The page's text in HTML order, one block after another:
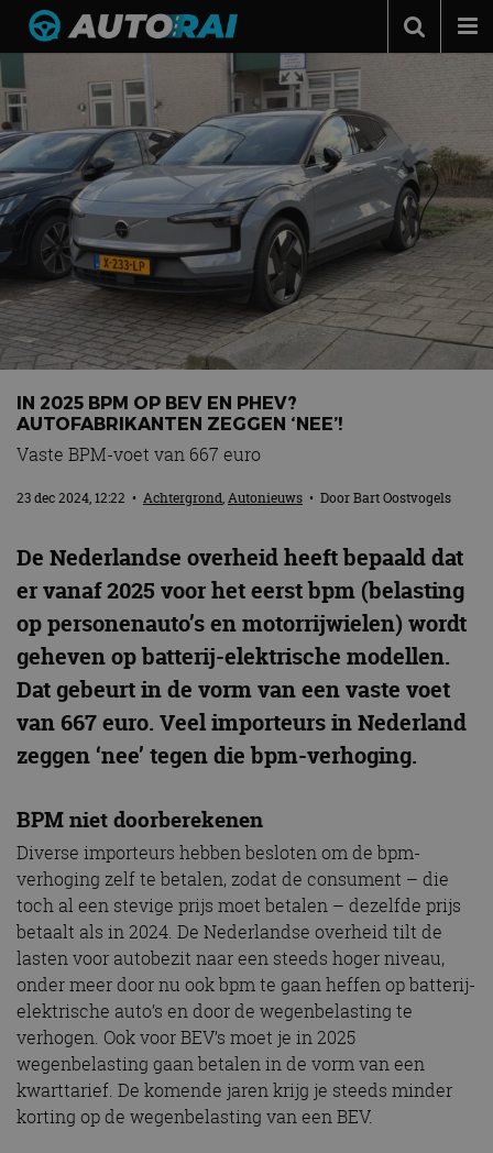
Autonieuws
Podcast
Autotests
Automerken
Adverteren
Contact
MotorRAI.nl
IN 2025 BPM OP BEV EN PHEV?
AUTOFABRIKANTEN ZEGGEN ‘NEE’!
Vaste BPM-voet van 667 euro
23 dec 2024, 12:22 • Achtergrond,Autonieuws • DoorBart Oostvogels
De Nederlandse overheid heeft bepaald dat
er vanaf 2025 voor het eerst bpm (belasting
op personenauto’s en motorrijwielen) wordt
geheven op batterij-elektrische modellen.
Dat gebeurt in de vorm van een vaste voet
van 667 euro. Veel importeurs in Nederland
zeggen ‘nee’ tegen die bpm-verhoging.
BPM niet doorberekenen
Diverse importeurs hebben besloten om de bpm-
verhoging zelf te betalen, zodat de consument – die
toch al een stevige prijs moet betalen – dezelfde prijs
betaalt als in 2024. De Nederlandse overheid tilt de
lasten voor autobezit naar een steeds hoger niveau,
onder meer door nu ook bpm te gaan heffen op batterij-
elektrische auto’s en door de wegenbelasting te
verhogen. Ook voor BEV’s moet je in 2025
wegenbelasting gaan betalen in de vorm van een
kwarttarief. De komende jaren krijg je steeds minder
korting op de wegenbelasting van een BEV.